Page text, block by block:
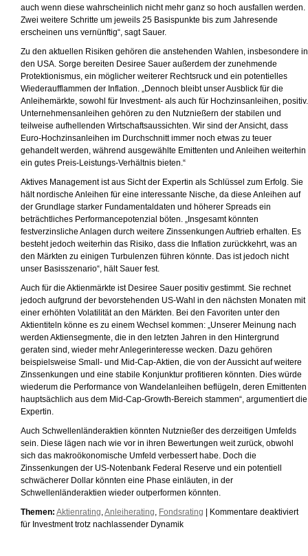
auch wenn diese wahrscheinlich nicht mehr ganz so hoch ausfallen werden.
Zwei weitere Schritte um jeweils 25 Basispunkte bis zum Jahresende
erscheinen uns vernünftig“, sagt Sauer.
Zu den aktuellen Risiken gehören die anstehenden Wahlen, insbesondere in
den USA. Sorge bereiten Desiree Sauer außerdem der zunehmende
Protektionismus, ein möglicher weiterer Rechtsruck und ein potentielles
Wiederaufflammen der Inflation. „Dennoch bleibt unser Ausblick für die
Anleihemärkte, sowohl für Investment- als auch für Hochzinsanleihen, positiv.
Unternehmensanleihen gehören zu den Nutznießern der stabilen und
teilweise aufhellenden Wirtschaftsaussichten. Wir sind der Ansicht, dass
Euro-Hochzinsanleihen im Durchschnitt immer noch etwas zu teuer
gehandelt werden, während ausgewählte Emittenten und Anleihen weiterhin
ein gutes Preis-Leistungs-Verhältnis bieten.“
Aktives Management ist aus Sicht der Expertin als Schlüssel zum Erfolg. Sie
hält nordische Anleihen für eine interessante Nische, da diese Anleihen auf
der Grundlage starker Fundamentaldaten und höherer Spreads ein
beträchtliches Performancepotenzial böten. „Insgesamt könnten
festverzinsliche Anlagen durch weitere Zinssenkungen Auftrieb erhalten. Es
besteht jedoch weiterhin das Risiko, dass die Inflation zurückkehrt, was an
den Märkten zu einigen Turbulenzen führen könnte. Das ist jedoch nicht
unser Basisszenario“, hält Sauer fest.
Auch für die Aktienmärkte ist Desiree Sauer positiv gestimmt. Sie rechnet
jedoch aufgrund der bevorstehenden US-Wahl in den nächsten Monaten mit
einer erhöhten Volatilität an den Märkten. Bei den Favoriten unter den
Aktientiteln könne es zu einem Wechsel kommen: „Unserer Meinung nach
werden Aktiensegmente, die in den letzten Jahren in den Hintergrund
geraten sind, wieder mehr Anlegerinteresse wecken. Dazu gehören
beispielsweise Small- und Mid-Cap-Aktien, die von der Aussicht auf weitere
Zinssenkungen und eine stabile Konjunktur profitieren könnten. Dies würde
wiederum die Performance von Wandelanleihen beflügeln, deren Emittenten
hauptsächlich aus dem Mid-Cap-Growth-Bereich stammen“, argumentiert die
Expertin.
Auch Schwellenländeraktien könnten Nutznießer des derzeitigen Umfelds
sein. Diese lägen nach wie vor in ihren Bewertungen weit zurück, obwohl
sich das makroökonomische Umfeld verbessert habe. Doch die
Zinssenkungen der US-Notenbank Federal Reserve und ein potentiell
schwächerer Dollar könnten eine Phase einläuten, in der
Schwellenländeraktien wieder outperformen könnten.
Themen: Aktienrating Anleiherating Fondsrating
Kommentare deaktiviert
für Investment trotz nachlassender Dynamik